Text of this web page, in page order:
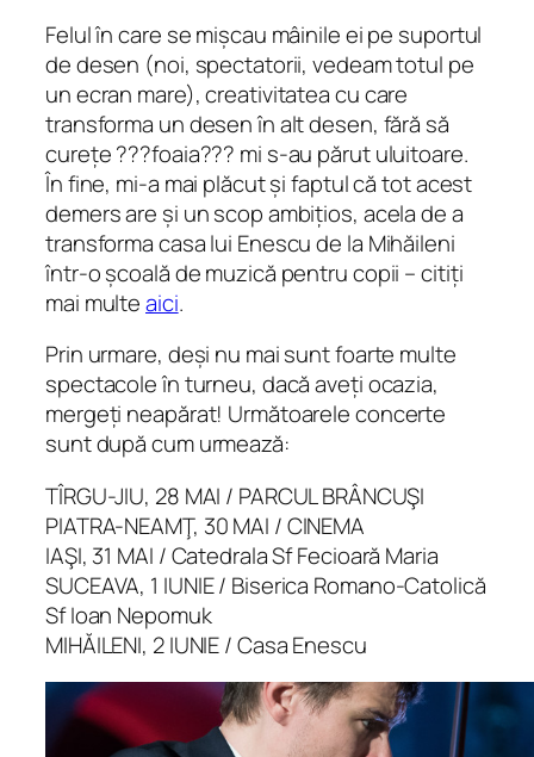
Felul în care se mișcau mâinile ei pe suportul
de desen (noi, spectatorii, vedeam totul pe
un ecran mare), creativitatea cu care
transforma un desen în alt desen, fără să
curețe ???foaia??? mi s-au părut uluitoare.
În fine, mi-a mai plăcut și faptul că tot acest
demers are și un scop ambițios, acela de a
transforma casa lui Enescu de la Mihăileni
într-o școală de muzică pentru copii – citiți
mai multeaici.
Prin urmare, deși nu mai sunt foarte multe
spectacole în turneu, dacă aveți ocazia,
mergeți neapărat! Următoarele concerte
sunt după cum urmează:
TÎRGU-JIU, 28 MAI / PARCUL BRÂNCUŞI
PIATRA-NEAMŢ, 30 MAI / CINEMA
IAŞI, 31 MAI / Catedrala Sf Fecioară Maria
SUCEAVA, 1 IUNIE / Biserica Romano-Catolică
Sf Ioan Nepomuk
MIHĂILENI, 2 IUNIE / Casa Enescu